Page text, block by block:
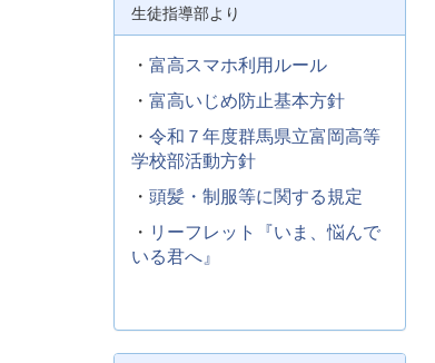
生徒指導部より
・ 富高スマホ利用ルール
・ 富高いじめ防止基本方針
・ 令和７年度群馬県立富岡高等
学校部活動方針
・ 頭髪・制服等に関する規定
・ リーフレット『いま、悩んで
いる君へ』